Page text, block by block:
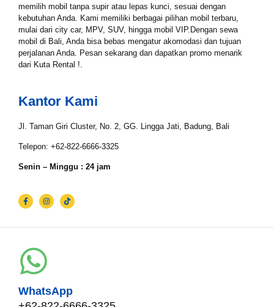
memilih mobil tanpa supir atau lepas kunci, sesuai dengan
kebutuhan Anda. Kami memiliki berbagai pilihan mobil terbaru,
mulai dari city car, MPV, SUV, hingga mobil VIP.Dengan sewa
mobil di Bali, Anda bisa bebas mengatur akomodasi dan tujuan
perjalanan Anda. Pesan sekarang dan dapatkan promo menarik
dari Kuta Rental !.
Kantor Kami
Jl. Taman Giri Cluster, No. 2, GG. Lingga Jati, Badung, Bali
Telepon: +62-822-6666-3325
Senin – Minggu : 24 jam
WhatsApp